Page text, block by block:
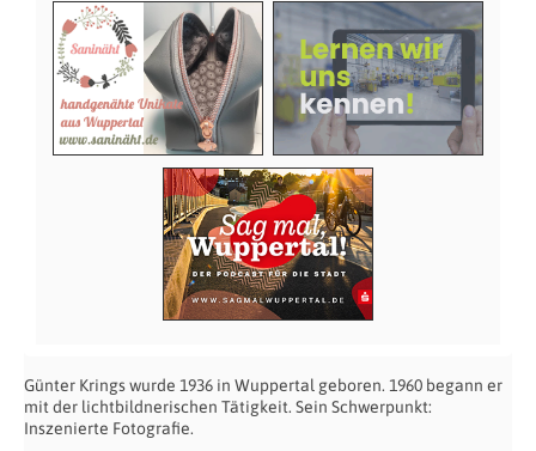
Günter Krings wurde 1936 in Wuppertal geboren. 1960 begann er
mit der lichtbildnerischen Tätigkeit. Sein Schwerpunkt:
Inszenierte Fotografie.